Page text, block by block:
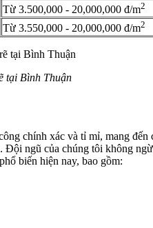
Từ 3.500,000 - 20,000,000 đ/m2
Từ 3.550,000 - 20,000,000 đ/m2
tại Bình Thuận
chính xác và tỉ mỉ, mang
ngũ của chúng tôi không
biến hiện nay, bao gồm: